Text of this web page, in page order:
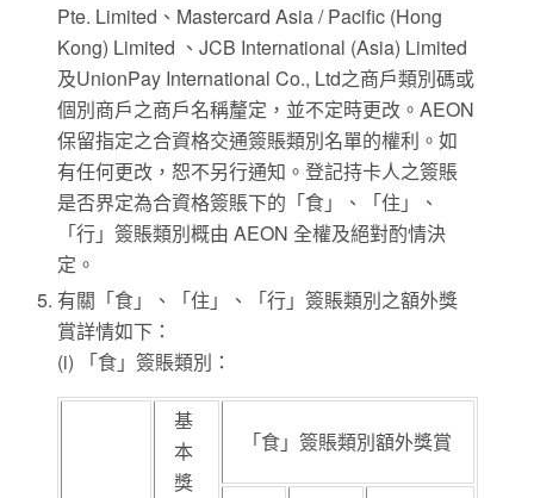
Pte. Limited、Mastercard Asia / Pacific (Hong
Kong) Limited 、JCB International (Asia) Limited
及UnionPay International Co., Ltd之商戶類別碼或
個別商戶之商戶名稱釐定，並不定時更改。AEON
保留指定之合資格交通簽賬類別名單的權利。如
有任何更改，恕不另行通知。登記持卡人之簽賬
是否界定為合資格簽賬下的「食」、「住」、
「行」簽賬類別概由 AEON 全權及絕對酌情決
定。
有關「食」、「住」、「行」簽賬類別之額外獎
賞詳情如下：
(i) 「食」簽賬類別：
基
本
獎
「食」簽賬類別額外獎賞